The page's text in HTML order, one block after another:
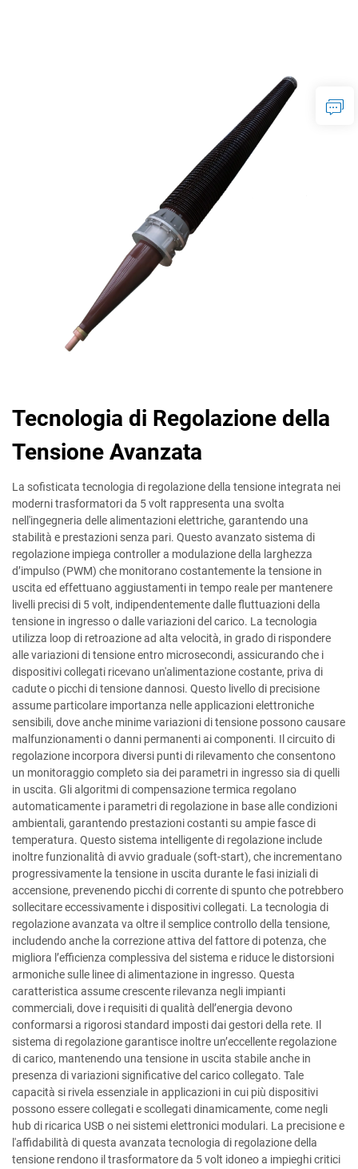
Tecnologia di Regolazione della
Tensione Avanzata
La sofisticata tecnologia di regolazione della tensione integrata nei
moderni trasformatori da 5 volt rappresenta una svolta
nell'ingegneria delle alimentazioni elettriche, garantendo una
stabilità e prestazioni senza pari. Questo avanzato sistema di
regolazione impiega controller a modulazione della larghezza
d’impulso (PWM) che monitorano costantemente la tensione in
uscita ed effettuano aggiustamenti in tempo reale per mantenere
livelli precisi di 5 volt, indipendentemente dalle fluttuazioni della
tensione in ingresso o dalle variazioni del carico. La tecnologia
utilizza loop di retroazione ad alta velocità, in grado di rispondere
alle variazioni di tensione entro microsecondi, assicurando che i
dispositivi collegati ricevano un'alimentazione costante, priva di
cadute o picchi di tensione dannosi. Questo livello di precisione
assume particolare importanza nelle applicazioni elettroniche
sensibili, dove anche minime variazioni di tensione possono causare
malfunzionamenti o danni permanenti ai componenti. Il circuito di
regolazione incorpora diversi punti di rilevamento che consentono
un monitoraggio completo sia dei parametri in ingresso sia di quelli
in uscita. Gli algoritmi di compensazione termica regolano
automaticamente i parametri di regolazione in base alle condizioni
ambientali, garantendo prestazioni costanti su ampie fasce di
temperatura. Questo sistema intelligente di regolazione include
inoltre funzionalità di avvio graduale (soft-start), che incrementano
progressivamente la tensione in uscita durante le fasi iniziali di
accensione, prevenendo picchi di corrente di spunto che potrebbero
sollecitare eccessivamente i dispositivi collegati. La tecnologia di
regolazione avanzata va oltre il semplice controllo della tensione,
includendo anche la correzione attiva del fattore di potenza, che
migliora l’efficienza complessiva del sistema e riduce le distorsioni
armoniche sulle linee di alimentazione in ingresso. Questa
caratteristica assume crescente rilevanza negli impianti
commerciali, dove i requisiti di qualità dell’energia devono
conformarsi a rigorosi standard imposti dai gestori della rete. Il
sistema di regolazione garantisce inoltre un’eccellente regolazione
di carico, mantenendo una tensione in uscita stabile anche in
presenza di variazioni significative del carico collegato. Tale
capacità si rivela essenziale in applicazioni in cui più dispositivi
possono essere collegati e scollegati dinamicamente, come negli
hub di ricarica USB o nei sistemi elettronici modulari. La precisione e
l'affidabilità di questa avanzata tecnologia di regolazione della
tensione rendono il trasformatore da 5 volt idoneo a impieghi critici